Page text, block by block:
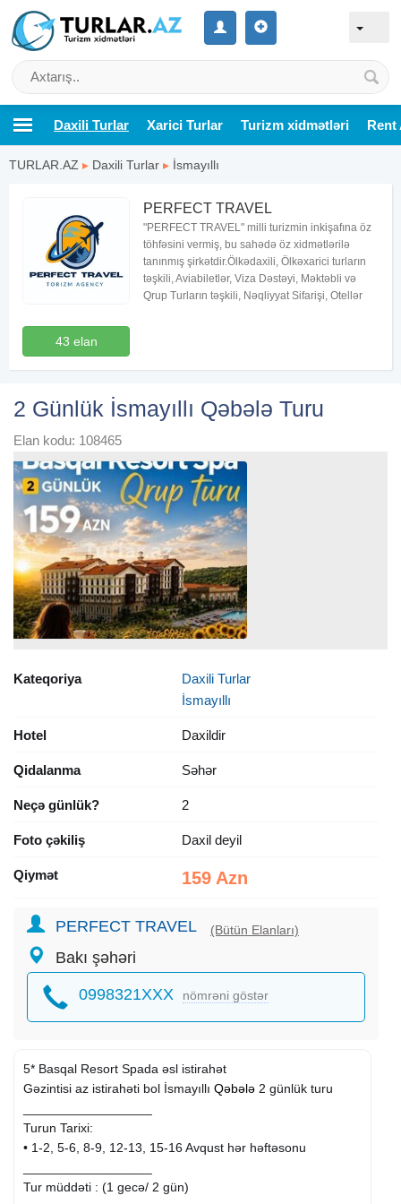
Daxili Turlar Xarici Turlar Turizm xidmətləri Rent
TURLAR.AZ ▸ Daxili Turlar ▸ İsmayıllı
43 elan
PERFECT TRAVEL
"PERFECT TRAVEL" milli turizmin inkişafına öz
töhfəsini vermiş, bu sahədə öz xidmətlərilə
tanınmış şirkətdir.Ölkədaxili, Ölkəxarici turların
təşkili, Aviabiletlər, Viza Dəstəyi, Məktəbli və
Qrup Turların təşkili, Nəqliyyat Sifarişi, Otellər
2 Günlük İsmayıllı Qəbələ Turu
Elan kodu: 108465
Kateqoriya
Daxili Turlar
İsmayıllı
Hotel Daxildir
Qidalanma Səhər
Neçə günlük? 2
Foto çəkiliş Daxil deyil
Qiymət 159 Azn
PERFECT TRAVEL (Bütün Elanları)
Bakı şəhəri
0998321XXX nömrəni göstər
5* Basqal Resort Spada əsl istirahət
Gəzintisi az istirahəti bol İsmayıllı Qəbələ 2 günlük turu
Turun Tarixi:
• 1-2, 5-6, 8-9, 12-13, 15-16 Avqust hər həftəsonu
Tur müddəti : (1 gecə/ 2 gün)